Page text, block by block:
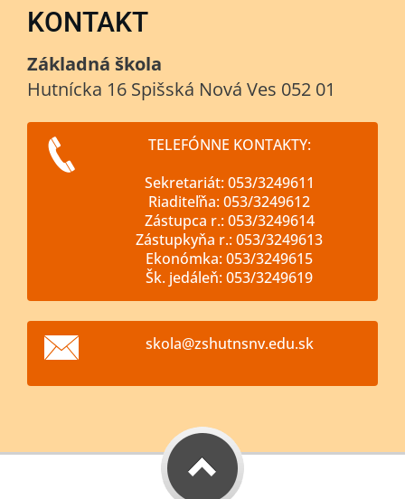
KONTAKT
Základná škola
Hutnícka 16 Spišská Nová Ves 052 01
TELEFÓNNE KONTAKTY:
Sekretariát: 053/3249611
Riaditeľňa: 053/3249612
Zástupca r.: 053/3249614
Zástupkyňa r.: 053/3249613
Ekonómka: 053/3249615
Šk. jedáleň: 053/3249619
skola@zshutnsnv.edu.sk